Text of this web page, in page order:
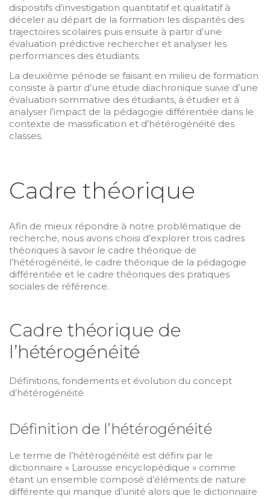
dispositifs d’investigation quantitatif et qualitatif à
déceler au départ de la formation les disparités des
trajectoires scolaires puis ensuite à partir d’une
évaluation prédictive rechercher et analyser les
performances des étudiants.
La deuxième période se faisant en milieu de formation
consiste à partir d’une étude diachronique suivie d’une
évaluation sommative des étudiants, à étudier et à
analyser l’impact de la pédagogie différentiée dans le
contexte de massification et d’hétérogénéité des
classes.
Cadre théorique
Afin de mieux répondre à notre problématique de
recherche, nous avons choisi d’explorer trois cadres
théoriques à savoir le cadre théorique de
l’hétérogénéité, le cadre théorique de la pédagogie
différentiée et le cadre théoriques des pratiques
sociales de référence.
Cadre théorique de
l’hétérogénéité
Définitions, fondements et évolution du concept
d’hétérogénéité
Définition de l’hétérogénéité
Le terme de l’hétérogénéité est défini par le
dictionnaire « Larousse encyclopédique » comme
étant un ensemble composé d’éléments de nature
différente qui manque d’unité alors que le dictionnaire